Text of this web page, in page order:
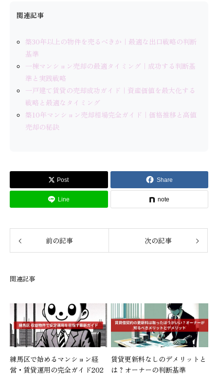
関連記事
築30年以上の物件を売るべきか｜最適な出口戦略の判断
基準
一棟マンション売却の最適タイミング｜成功する判断基
準と実践戦略
一戸建て賃貸の売却成功ガイド｜資産価値を最大化する
戦略と最適なタイミング
築10年マンション売却相場完全ガイド｜価格推移と高値
売却の秘訣
Post Share
Line note
前の記事 次の記事
関連記事
練馬区で始めるマンション経
営・賃貸運用の完全ガイド202
賃貸更新料なしのデメリットと
は？オーナーの判断基準